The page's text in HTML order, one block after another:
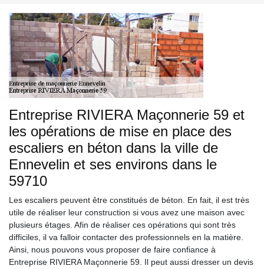
Entreprise RIVIERA Maçonnerie 59 et
les opérations de mise en place des
escaliers en béton dans la ville de
Ennevelin et ses environs dans le
59710
Les escaliers peuvent être constitués de béton. En fait, il est très
utile de réaliser leur construction si vous avez une maison avec
plusieurs étages. Afin de réaliser ces opérations qui sont très
difficiles, il va falloir contacter des professionnels en la matière.
Ainsi, nous pouvons vous proposer de faire confiance à
Entreprise RIVIERA Maçonnerie 59. Il peut aussi dresser un devis